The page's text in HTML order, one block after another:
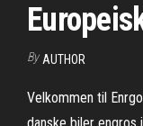
By AUTHOR
Velkommen til